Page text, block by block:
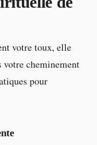
votre toux, elle
votre cheminement
pour